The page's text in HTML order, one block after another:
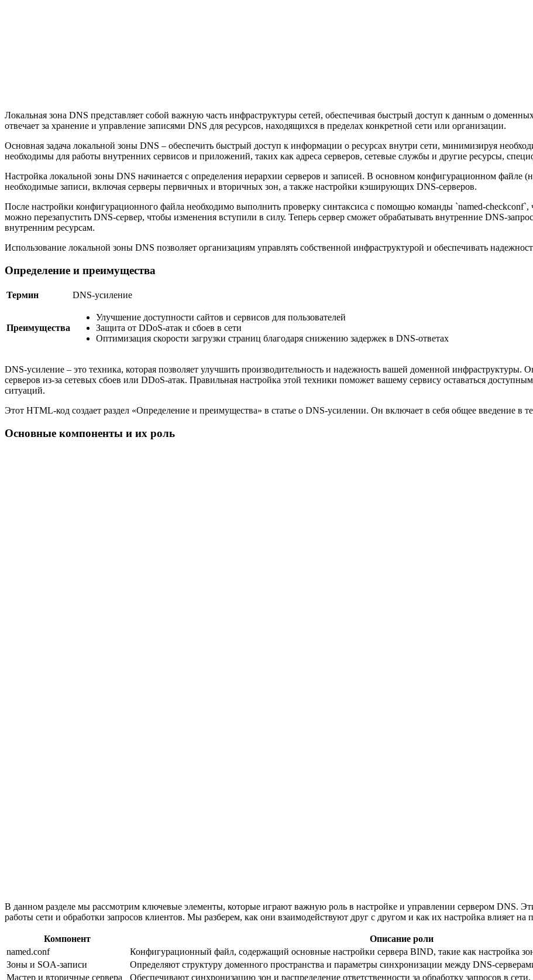
Локальная зона DNS представляет собой важную часть инфраструктуры сетей, обеспечивая быстрый доступ к данным о
отвечает за хранение и управление записями DNS для ресурсов, находящихся в пределах конкретной сети или организации.
Основная задача локальной зоны DNS – обеспечить быстрый доступ к информации о ресурсах внутри сети, минимизируя
необходимы для работы внутренних сервисов и приложений, таких как адреса серверов, сетевые службы и другие ресурсы,
Настройка локальной зоны DNS начинается с определения иерархии серверов и записей. В основном конфигурационном файле
необходимые записи, включая серверы первичных и вторичных зон, а также настройки кэширующих DNS-серверов.
После настройки конфигурационного файла необходимо выполнить проверку синтаксиса с помощью команды `named-checkconf`,
можно перезапустить DNS-сервер, чтобы изменения вступили в силу. Теперь сервер сможет обрабатывать внутренние DNS-
внутренним ресурсам.
Использование локальной зоны DNS позволяет организациям управлять собственной инфраструктурой и обеспечивать
Определение и преимущества
Термин DNS-усиление
Преимущества
Улучшение доступности сайтов и сервисов для пользователей
Защита от DDoS-атак и сбоев в сети
Оптимизация скорости загрузки страниц благодаря снижению задержек в DNS-ответах
DNS-усиление – это техника, которая позволяет улучшить производительность и надежность вашей доменной инфраструктуры.
серверов из-за сетевых сбоев или DDoS-атак. Правильная настройка этой техники поможет вашему сервису оставаться
ситуаций.
Этот HTML-код создает раздел «Определение и преимущества» в статье о DNS-усилении. Он включает в себя общее введение
Основные компоненты и их роль
В данном разделе мы рассмотрим ключевые элементы, которые играют важную роль в настройке и управлении сервером DNS.
работы сети и обработки запросов клиентов. Мы разберем, как они взаимодействуют друг с другом и как их настройка влияет на
Компонент
Описание роли
named.conf
Конфигурационный файл, содержащий основные настройки сервера BIND, такие как настройка
Зоны и SOA-записи
Определяют структуру доменного пространства и параметры синхронизации между DNS-
Мастер и вторичные сервера
Обеспечивают синхронизацию зон и распределение ответственности за обработку запросов в сети.